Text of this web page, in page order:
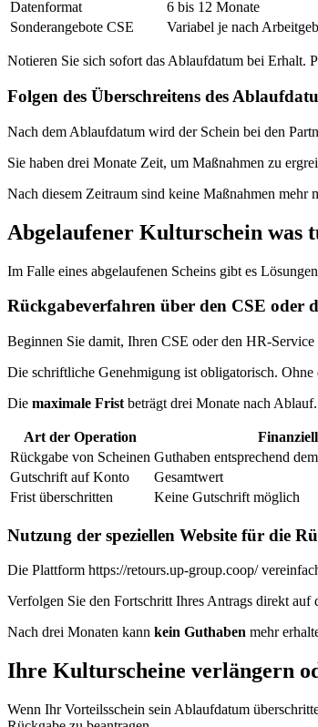
Datenformat
6 bis 12 Monate
Sonderangebote CSE
Variabel je nach
Notieren Sie sich sofort das Ablaufdatum bei Erhalt.
Folgen des Überschreitens des
Nach dem Ablaufdatum wird der Schein bei den
Sie haben drei Monate Zeit, um Maßnahmen zu
Nach diesem Zeitraum sind keine Maßnahmen mehr
Abgelaufener Kulturschein was
Im Falle eines abgelaufenen Scheins gibt es
Rückgabeverfahren über den CSE oder
Beginnen Sie damit, Ihren CSE oder den HR-
Die schriftliche Genehmigung ist obligatorisch. Ohne
Die maximale Frist beträgt drei Monate nach
Art der Operation
Rückgabe von Scheinen Guthaben entsprechend
Gutschrift auf Konto
Gesamtwert
Frist überschritten
Keine Gutschrift möglich
Nutzung der speziellen Website für die
Die Plattform https://retours.up-group.coop/
Verfolgen Sie den Fortschritt Ihres Antrags direkt auf
Nach drei Monaten kann kein Guthaben mehr
Ihre Kulturscheine verlängern
Wenn Ihr Vorteilsschein sein Ablaufdatum